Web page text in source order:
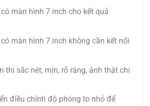
màn hình 7 inch cho kết quả
màn hình 7 inch không cần kết nối
thị sắc nét, mịn, rõ ràng, ảnh thật chi
điều chỉnh độ phóng to nhỏ để